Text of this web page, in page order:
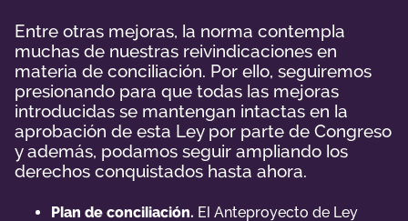
Entre otras mejoras, la norma contempla
muchas de nuestras reivindicaciones en
materia de conciliación. Por ello, seguiremos
presionando para que todas las mejoras
introducidas se mantengan intactas en la
aprobación de esta Ley por parte de Congreso
y además, podamos seguir ampliando los
derechos conquistados hasta ahora.
Plan de conciliación. El Anteproyecto de Ley